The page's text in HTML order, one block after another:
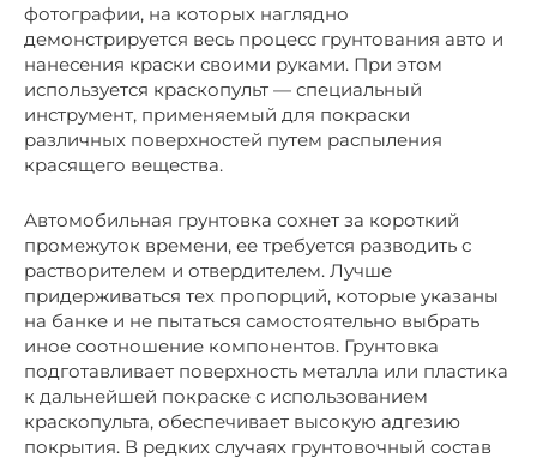
фотографии, на которых наглядно
демонстрируется весь процесс грунтования авто и
нанесения краски своими руками. При этом
используется краскопульт — специальный
инструмент, применяемый для покраски
различных поверхностей путем распыления
красящего вещества.
Автомобильная грунтовка сохнет за короткий
промежуток времени, ее требуется разводить с
растворителем и отвердителем. Лучше
придерживаться тех пропорций, которые указаны
на банке и не пытаться самостоятельно выбрать
иное соотношение компонентов. Грунтовка
подготавливает поверхность металла или пластика
к дальнейшей покраске с использованием
краскопульта, обеспечивает высокую адгезию
покрытия. В редких случаях грунтовочный состав